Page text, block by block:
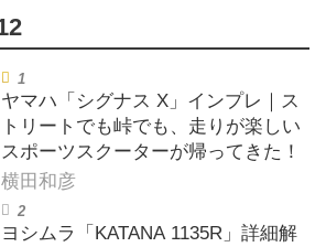
ヤマハ「シグナス X」インプレ｜ス
トリートでも峠でも、走りが楽しい
スポーツスクーターが帰ってきた！
横田和彦
ヨシムラ「KATANA 1135R」詳細解